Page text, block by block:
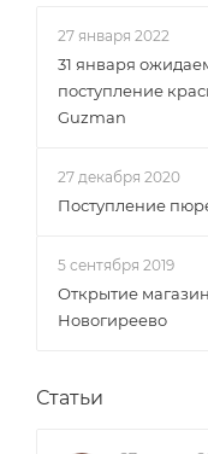
27 января 2022
31 января
поступление
Guzman
27 декабря 2020
Поступление
5 сентября 2019
Открытие
Новогиреево
Статьи